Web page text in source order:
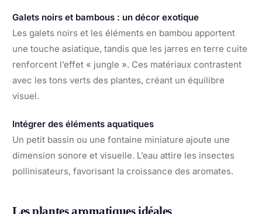
Galets noirs et bambous : un décor exotique
Les galets noirs et les éléments en bambou apportent
une touche asiatique, tandis que les jarres en terre cuite
renforcent l’effet « jungle ». Ces matériaux contrastent
avec les tons verts des plantes, créant un équilibre
visuel.
Intégrer des éléments aquatiques
Un petit bassin ou une fontaine miniature ajoute une
dimension sonore et visuelle. L’eau attire les insectes
pollinisateurs, favorisant la croissance des aromates.
Les plantes aromatiques idéales